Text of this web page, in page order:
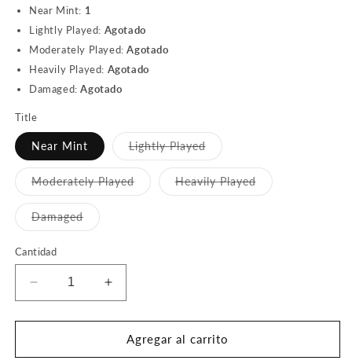
Near Mint: 1
Lightly Played: Agotado
Moderately Played:Agotado
Heavily Played: Agotado
Damaged:Agotado
Title
Near Mint Lightly PlayedVariante
agotada
o
no
disponible
Moderately PlayedVariante
agotada
Heavily PlayedVariante
agotada
DamagedVariante
agotada
Cantidad
Reducir
cantidad
para
of
Aumentar
cantidad
para
Rod
of
Agregar al carrito